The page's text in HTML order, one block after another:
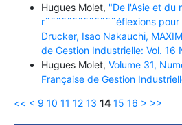
Hugues Molet, "De l'Asie et du
r¨¨¨¨¨¨¨¨¨¨¨¨¨éflexions
Drucker, Isao Nakauchi,
de Gestion Industrielle: Vol. 16
Hugues Molet, Volume 31,
Française de Gestion
<< < 9 10 11 12 13 14 15 16 > >>